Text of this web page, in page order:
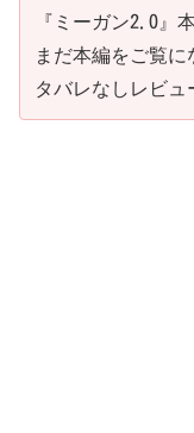
『ミーガン2.0』
まだ本編をご覧
タバレなしレビュ